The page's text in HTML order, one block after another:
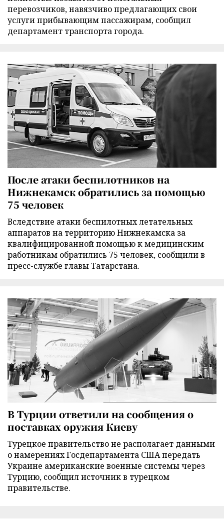
перевозчиков, навязчиво предлагающих свои
услуги прибывающим пассажирам, сообщил
департамент транспорта города.
После атаки беспилотников на
Нижнекамск обратились за помощью
75 человек
Вследствие атаки беспилотных летательных
аппаратов на территорию Нижнекамска за
квалифицированной помощью к медицинским
работникам обратились 75 человек, сообщили в
пресс-службе главы Татарстана.
В Турции ответили на сообщения о
поставках оружия Киеву
Турецкое правительство не располагает данными
о намерениях Госдепартамента США передать
Украине американские военные системы через
Турцию, сообщил источник в турецком
правительстве.